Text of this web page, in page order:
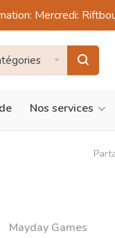
Mercredi:
Nos services
Mayday Games